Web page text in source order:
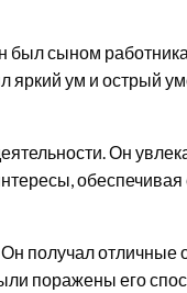
был сыном работника
яркий ум и острый
Он
обеспечивая
получал отличные
поражены его